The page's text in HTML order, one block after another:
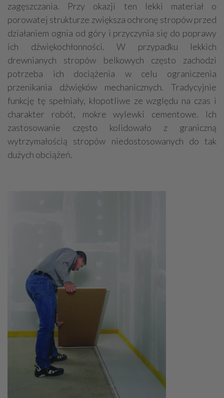
zagęszczania. Przy okazji ten lekki materiał o
porowatej strukturze zwiększa ochronę stropów przed
działaniem ognia od góry i przyczynia się do poprawy
ich dźwiękochłonności. W przypadku lekkich
drewnianych stropów belkowych często zachodzi
potrzeba ich dociążenia w celu ograniczenia
przenikania dźwięków mechanicznych. Tradycyjnie
funkcję tę spełniały, kłopotliwe ze względu na czas i
charakter robót, mokre wylewki cementowe. Ich
zastosowanie często kolidowało z graniczną
wytrzymałością stropów niedostosowanych do tak
dużych obciążeń.